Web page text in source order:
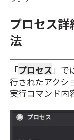
プロセス
法
「プロセス」で
行されたアクシ
実行コマンド内